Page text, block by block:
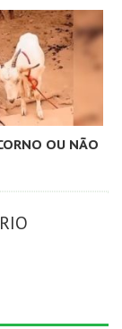
OU NÃO